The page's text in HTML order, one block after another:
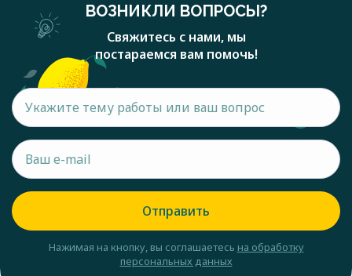
ВОЗНИКЛИ ВОПРОСЫ?
Свяжитесь с нами, мы
постараемся вам помочь!
Отправить
Нажимая на кнопку, вы соглашаетесь на обработку
персональных данных